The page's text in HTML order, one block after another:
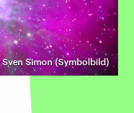
Sven Simon (Symbolbild)